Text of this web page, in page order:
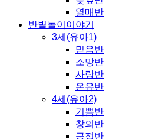
열매반
반별놀이이야기
3세(유아1)
믿음반
소망반
사랑반
온유반
4세(유아2)
기쁨반
창의반
긍정반